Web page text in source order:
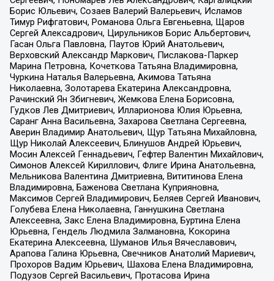
Борис Юльевич, Созаев Валерий Валерьевич, Исламов
Тимур Рифгатович, Романова Ольга Евгеньевна, Щаров
Сергей Алексадрович, Цирульников Борис Альбертович,
Гасан Ольга Павловна, Паутов Юрий Анатольевич,
Верховский Александр Маркович, Пислакова-Паркер
Марина Петровна, Кочеткова Татьяна Владимировна,
Чуркина Наталья Валерьевна, Акимова Татьяна
Николаевна, Золотарева Екатерина Александровна,
Рачинский Ян Збигневич, Жемкова Елена Борисовна,
Гудков Лев Дмитриевич, Илларионова Юлия Юрьевна,
Саранг Анна Васильевна, Захарова Светлана Сергеевна,
Аверин Владимир Анатольевич, Щур Татьяна Михайловна,
Щур Николай Алексеевич, Блинушов Андрей Юрьевич,
Мосин Алексей Геннадьевич, Гефтер Валентин Михайлович,
Симонов Алексей Кириллович, Флиге Ирина Анатольевна,
Мельникова Валентина Дмитриевна, Вититинова Елена
Владимировна, Баженова Светлана Куприяновна,
Максимов Сергей Владимирович, Беляев Сергей Иванович,
Голубева Елена Николаевна, Ганнушкина Светлана
Алексеевна, Закс Елена Владимировна, Буртина Елена
Юрьевна, Гендель Людмила Залмановна, Кокорина
Екатерина Алексеевна, Шуманов Илья Вячеславович,
Арапова Галина Юрьевна, Свечников Анатолий Мариевич,
Прохоров Вадим Юрьевич, Шахова Елена Владимировна,
Подузов Сергей Васильевич, Протасова Ирина